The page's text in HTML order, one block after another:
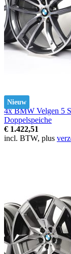
Nieuw
4x BMW Velgen 5
Doppelspeiche
€ 1.422,51
incl. BTW, plus